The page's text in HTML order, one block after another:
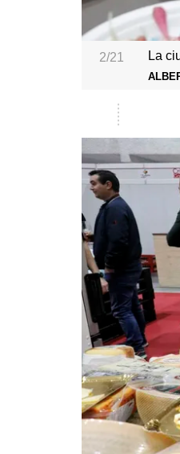
2/21 La